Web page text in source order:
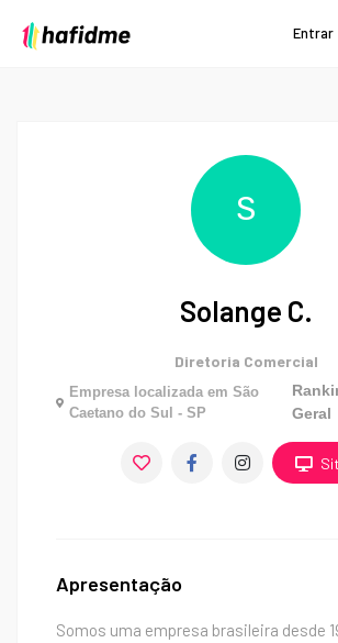
Entrar
S
Solange C.
Diretoria Comercial
Empresa localizada em São
Caetano do Sul - SP
Geral
Apresentação
Somos uma empresa brasileira desde